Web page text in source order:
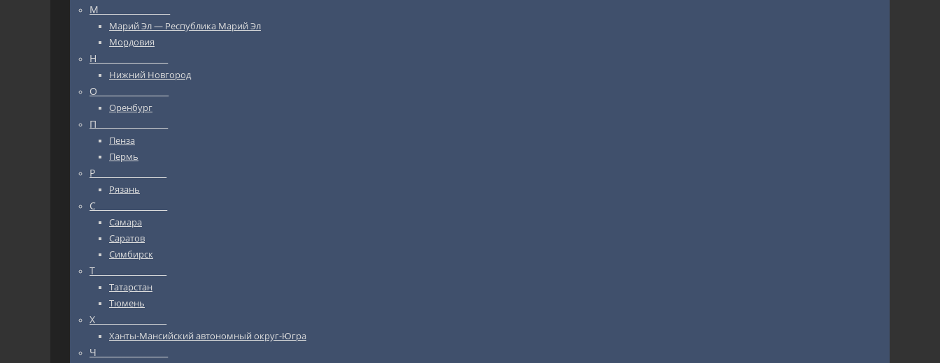
М_________________
Марий Эл — Республика Марий Эл
Мордовия
Н_________________
Нижний Новгород
О_________________
Оренбург
П_________________
Пенза
Пермь
Р_________________
Рязань
С_________________
Самара
Саратов
Симбирск
Т_________________
Татарстан
Тюмень
Х_________________
Ханты-Мансийский автономный округ-Югра
Ч_________________